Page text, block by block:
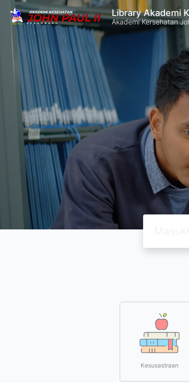
Library Akademi
Akademi Kersehatan
Kesusastraan